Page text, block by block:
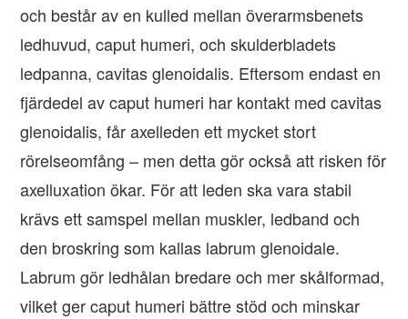
och består av en kulled mellan överarmsbenets
ledhuvud, caput humeri, och skulderbladets
ledpanna, cavitas glenoidalis. Eftersom endast en
fjärdedel av caput humeri har kontakt med cavitas
glenoidalis, får axelleden ett mycket stort
rörelseomfång – men detta gör också att risken för
axelluxation ökar. För att leden ska vara stabil
krävs ett samspel mellan muskler, ledband och
den broskring som kallas labrum glenoidale.
Labrum gör ledhålan bredare och mer skålformad,
vilket ger caput humeri bättre stöd och minskar